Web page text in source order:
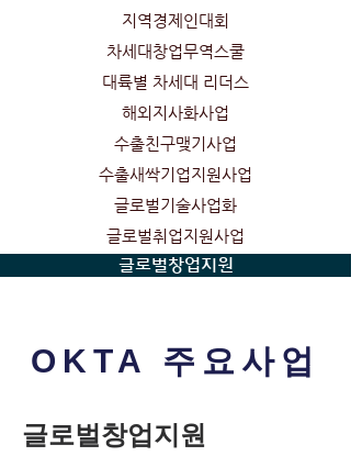
지역경제인대회
차세대창업무역스쿨
대륙별 차세대 리더스
해외지사화사업
수출친구맺기사업
수출새싹기업지원사업
글로벌기술사업화
글로벌취업지원사업
글로벌창업지원
OKTA 주요사업
글로벌창업지원